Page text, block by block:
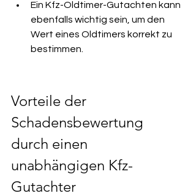
Ein Kfz-Oldtimer-Gutachten kann
ebenfalls wichtig sein, um den
Wert eines Oldtimers korrekt zu
bestimmen.
Vorteile der
Schadensbewertung
durch einen
unabhängigen Kfz-
Gutachter